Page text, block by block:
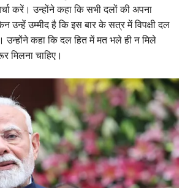
करें। उन्होंने कहा कि सभी दलों की अपना
उन्हें उम्मीद है कि इस बार के सत्र में विपक्षी दल
कहा कि दल हित में मत भले ही न मिले
मिलना चाहिए।